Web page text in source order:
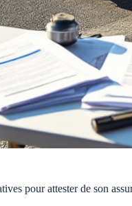
pour attester de son